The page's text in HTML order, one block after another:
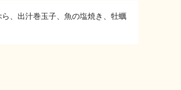
、出汁巻玉子、魚の塩焼き、牡蠣